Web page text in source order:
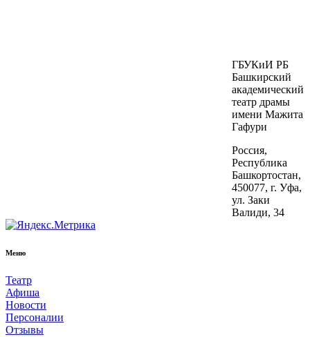
ГБУКиИ РБ
Башкирский
академический
театр драмы
имени Мажита
Гафури
Россия,
Республика
Башкортостан,
450077, г. Уфа,
ул. Заки
Валиди, 34
Меню
Театр
Афиша
Новости
Персоналии
Отзывы